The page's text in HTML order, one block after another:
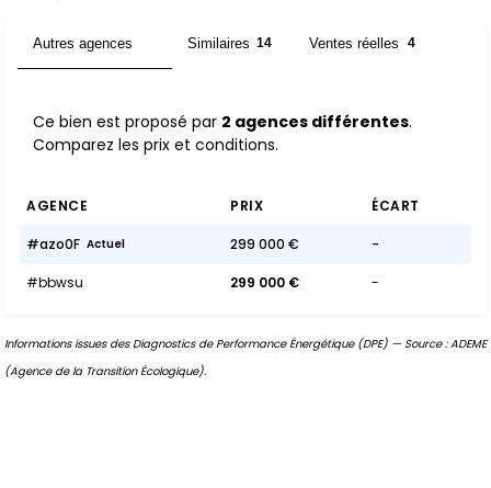
Autres agences Similaires 14 Ventes réelles 4
Ce bien est proposé par 2 agences différentes.
Comparez les prix et conditions.
AGENCE PRIX ÉCART
#azo0F Actuel 299 000 € -
#bbwsu 299 000 € -
Informations issues des Diagnostics de Performance Énergétique (DPE) — Source : ADEME
(Agence de la Transition Écologique).